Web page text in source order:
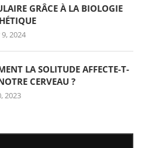
GRÂCE À LA BIOLOGIE
2024
LA SOLITUDE AFFECTE-T-
CERVEAU ?
2023